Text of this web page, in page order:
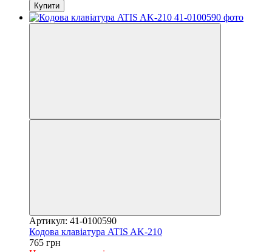
Купити
Артикул: 41-0100590
Кодова клавіатура ATIS AK-210
765 грн